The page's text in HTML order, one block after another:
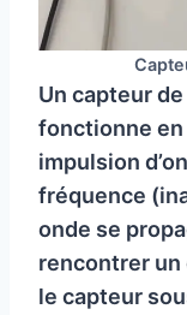
Un capteur
fonctionne
impulsion
fréquence
onde se
rencontrer
le capteur